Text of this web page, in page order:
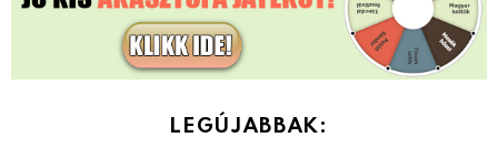
LEGÚJABBAK: